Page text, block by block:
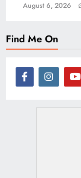
August 6, 2026
Find Me On